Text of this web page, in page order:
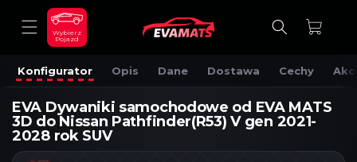
TREŚCI
Wybierz
Pojazd
Koszyk
Konfigurator Opis Dane Dostawa Cechy
EVA Dywaniki samochodowe od EVA MATS
3D do Nissan Pathfinder(R53) V gen 2021-
2028 rok SUV